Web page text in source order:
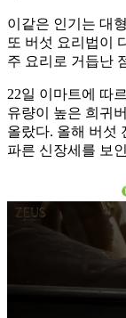
이같은 인기는 대
또 버섯 요리법이
주 요리로 거듭난
22일 이마트에 따
유량이 높은 희귀
올랐다. 올해 버섯
파른 신장세를 보